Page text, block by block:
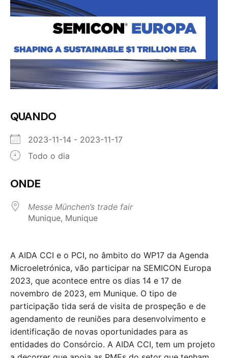
QUANDO
2023-11-14 - 2023-11-17
Todo o dia
ONDE
Messe München’s trade fair
Munique, Munique
A AIDA CCI e o PCI, no âmbito do WP17 da Agenda
Microeletrónica, vão participar na SEMICON Europa
2023, que acontece entre os dias 14 e 17 de
novembro de 2023, em Munique. O tipo de
participação tida será de visita de prospeção e de
agendamento de reuniões para desenvolvimento e
identificação de novas oportunidades para as
entidades do Consórcio. A AIDA CCI, tem um projeto